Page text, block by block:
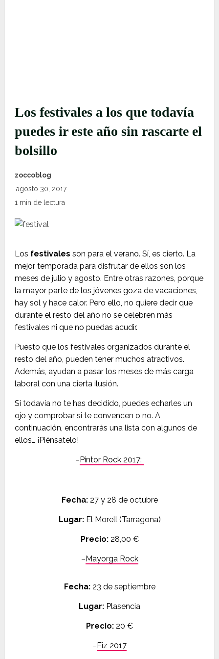
Los festivales a los que todavía
puedes ir este año sin rascarte el
bolsillo
zoccoblog
agosto 30, 2017
1 min de lectura
Los festivales son para el verano. Sí, es cierto. La
mejor temporada para disfrutar de ellos son los
meses de julio y agosto. Entre otras razones, porque
la mayor parte de los jóvenes goza de vacaciones,
hay sol y hace calor. Pero ello, no quiere decir que
durante el resto del año no se celebren más
festivales ni que no puedas acudir.
Puesto que los festivales organizados durante el
resto del año, pueden tener muchos atractivos.
Además, ayudan a pasar los meses de más carga
laboral con una cierta ilusión.
Si todavía no te has decidido, puedes echarles un
ojo y comprobar si te convencen o no. A
continuación, encontrarás una lista con algunos de
ellos… ¡Piénsatelo!
–Pintor Rock 2017:
Fecha:27 y 28 de octubre
Lugar:El Morell (Tarragona)
Precio: 28,00 €
–Mayorga Rock
Fecha:23 de septiembre
Lugar: Plasencia
Precio: 20 €
–Fiz 2017